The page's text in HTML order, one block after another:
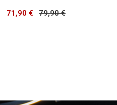
71,90 € 79,90 €